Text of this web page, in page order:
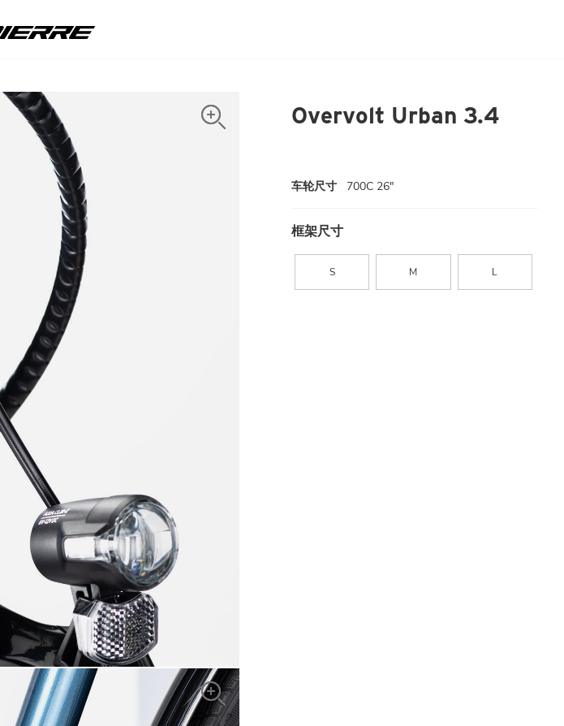
Overvolt Urban 3.4
车轮尺寸 700C 26"
框架尺寸
S M L